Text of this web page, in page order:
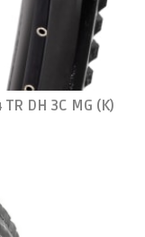
DH 3C MG (K)